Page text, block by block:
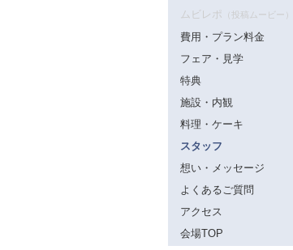
ムビレポ （投稿ムービー）
費用・プラン料金
フェア・見学
特典
施設・内観
料理・ケーキ
スタッフ
想い・メッセージ
よくあるご質問
アクセス
会場TOP